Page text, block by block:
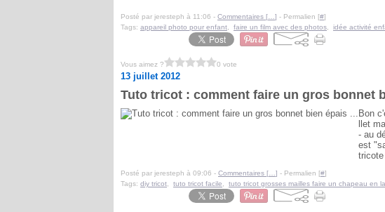
Posté par jeresteph à 11:06 - Commentaires [ ] - Permalien [#]
Tags: appareil photo pour enfant faire un film avec des photos idée activité
Vous aimez ? 0 vote
13 juillet 2012
Tuto tricot : comment faire un gros bonnet
Bon
llet
- au
est
Posté par jeresteph à 09:06 - Commentaires [ ] - Permalien [#]
Tags: diy tricot tuto tricot facile tuto tricot grosses mailles faire un chapeau en